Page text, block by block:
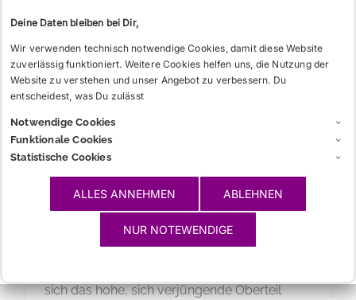
Mütze
Studentische Kopfbedeckung in den Farben
der Verbindung. Am weitesten verbreitet ist
die Schirmmütze in verschiedenen Varianten.
Sonderformen sind das mit Zirkel etc.
bestickte schirmlose Tönnchen (Biertonne,
und besonders reich verziert: das Cerevis, oft
Bestandteil des Vollwichses) und der Stürmer,
sich das hohe, sich verjüngende Oberteil
Deine Daten bleiben bei Dir,
Wir verwenden technisch notwendige Cookies, damit diese Website
zuverlässig funktioniert. Weitere Cookies helfen uns, die Nutzung der
Website zu verstehen und unser Angebot zu verbessern. Du
entscheidest, was Du zulässt
Notwendige Cookies
Funktionale Cookies
Statistische Cookies
ALLES ANNEHMEN ABLEHNEN
NUR NOTEWENDIGE